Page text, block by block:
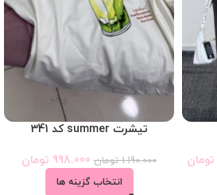
تومان
تیشرت summer کد 341
1.190.000 تومان 998.000 تومان
انتخاب گزینه ها